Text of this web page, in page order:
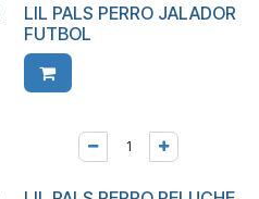
LIL PALS PERRO JALADOR
FUTBOL